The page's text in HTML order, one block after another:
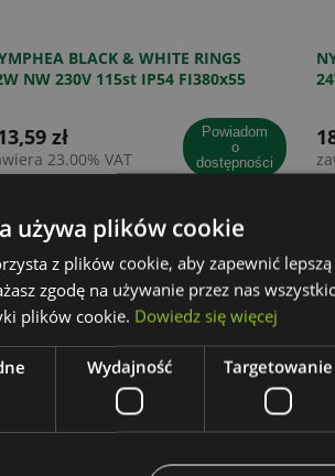
BLACK & WHITE RINGS
NW 230V 115st IP54 FI380x55
zł
23.00% VAT
powiadom
o
dostępności
używa plików cookie
z plików cookie, aby zapewnić
zgodę na używanie przez nas
plików cookie. Dowiedz się więcej
Wydajność Targetowanie